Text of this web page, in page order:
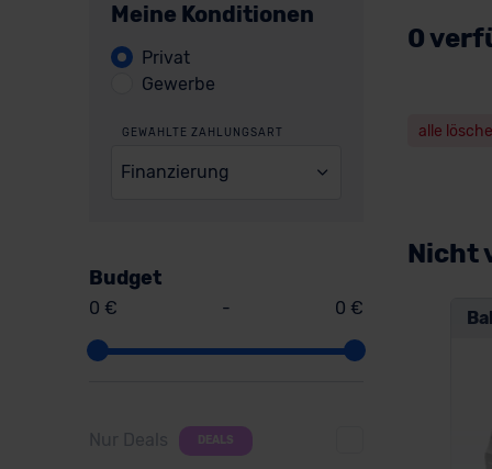
Meine Konditionen
Privat
Gewerbe
GEWÄHLTE ZAHLUNGSART
Finanzierung
Budget
0 € - 0 €
Nur Deals DEALS
0
alle
Nicht